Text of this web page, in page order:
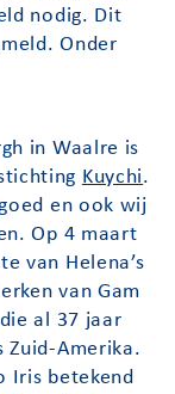
nodig. Dit
Onder
in Waalre is
Kuychi.
en ook wij
Op 4 maart
van Helena’s
van Gam
al 37 jaar
Zuid-Amerika.
Iris betekend